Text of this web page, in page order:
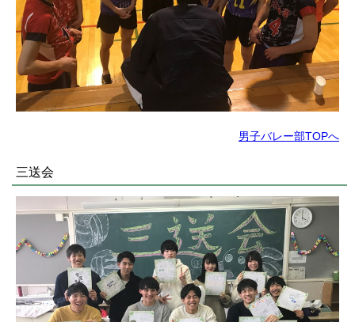
男子バレー部TOPへ
三送会